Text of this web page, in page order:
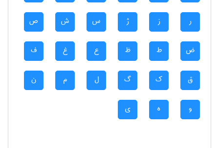
ر ز ژ س ش ص
ض ط ظ ع غ ف
ق ک گ ل م ن
و ه ی